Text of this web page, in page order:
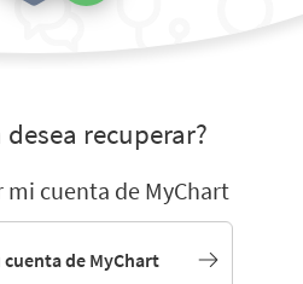
desea recuperar?
cuenta de MyChart
cuenta de MyChart